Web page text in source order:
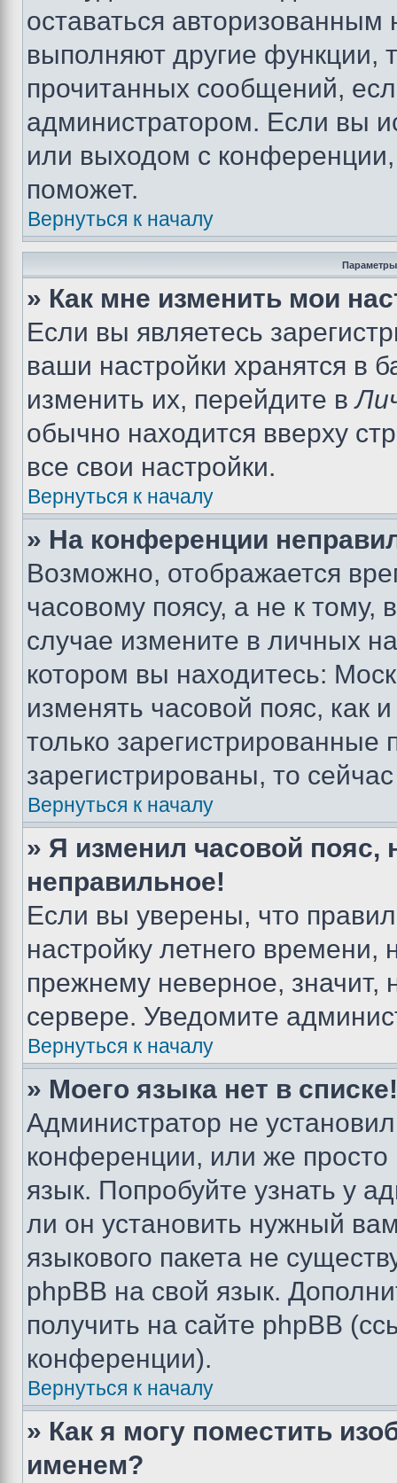
оставаться
выполняют другие функции,
прочитанных сообщений,
администратором. Если вы
или выходом с
поможет.
Вернуться к началу
Параметры
» Как мне изменить мои
Если вы являетесь
ваши настройки хранятся в
изменить их, перейдите в
обычно находится вверху
все свои настройки.
Вернуться к началу
» На конференции
Возможно, отображается
часовому поясу, а не к тому,
случае измените в личных
котором вы находитесь:
изменять часовой пояс, как
только
зарегистрированы, то
Вернуться к началу
» Я изменил часовой пояс,
неправильное!
Если вы уверены, что
настройку летнего
прежнему неверное, значит,
сервере. Уведомите
Вернуться к началу
» Моего языка нет в списке!
Администратор не
конференции, или же
язык. Попробуйте узнать у
ли он установить нужный
языкового пакета не
phpBB на свой язык.
получить на сайте phpBB
конференции).
Вернуться к началу
» Как я могу поместить
именем?